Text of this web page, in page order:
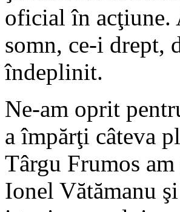
oficial în acţiune.
somn, ce-i drept,
îndeplinit.
Ne-am oprit
a împărţi câteva
Târgu Frumos
Ionel Vătămanu